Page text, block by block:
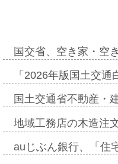
国交省、空き家・空
「2026年版国土交
国土交通省不動産・
地域工務店の木造注
auじぶん銀行、「住